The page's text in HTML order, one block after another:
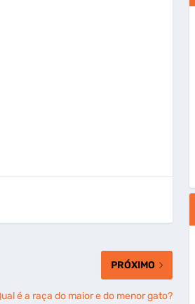
PRÓXIMO
é a raça do maior e do menor gato?